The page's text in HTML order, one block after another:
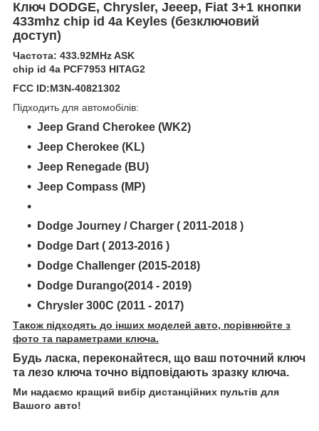
Ключ DODGE, Chrysler, Jeeep, Fiat 3+1 кнопки
433mhz chip id 4а Keyles (безключовий
доступ)
Частота: 433.92MHz ASK
chip id 4а PCF7953 HITAG2
FCC ID:M3N-40821302
Підходить для автомобілів:
Jeep Grand Cherokee (WK2)
Jeep Cherokee (KL)
Jeep Renegade (BU)
Jeep Compass (MP)
Dodge Journey / Charger ( 2011-2018 )
Dodge Dart ( 2013-2016 )
Dodge Challenger (2015-2018)
Dodge Durango(2014 - 2019)
Chrysler 300C (2011 - 2017)
Також підходять до інших моделей авто, порівнюйте з
фото та параметрами ключа.
Будь ласка, переконайтеся, що ваш поточний ключ
та лезо ключа точно відповідають зразку ключа.
Ми надаємо кращий вибір дистанційних пультів для
Вашого авто!